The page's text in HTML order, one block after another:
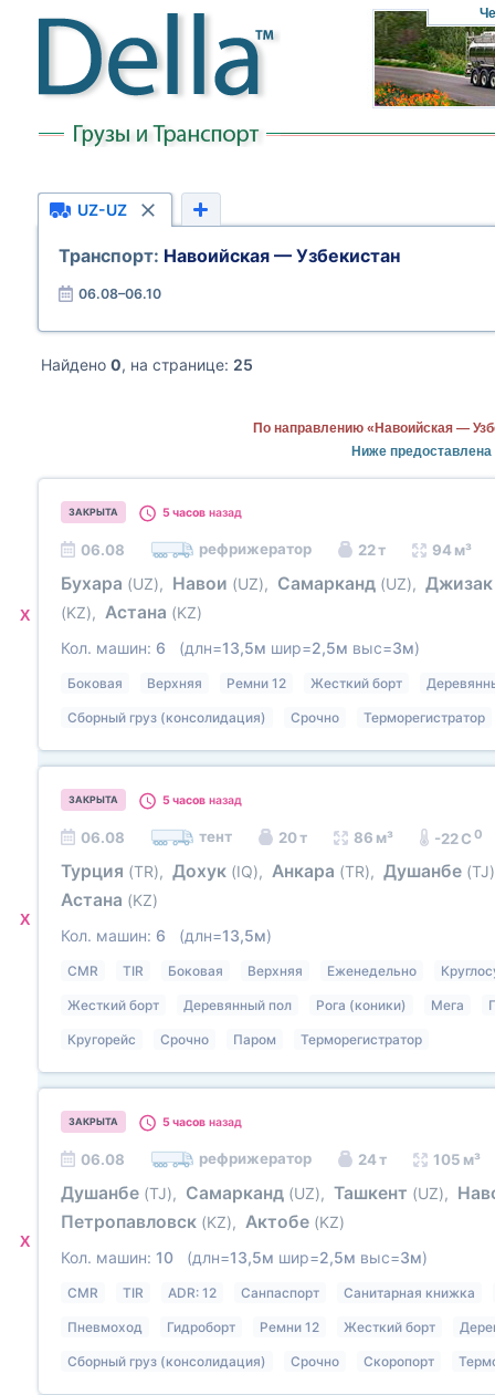
UZ-UZ
Транспорт: Навоийская — Узбекистан
06.08–06.10
Найдено 0, на странице: 25
По направлению «Навоийская —
Ниже
X
ЗАКРЫТА 5 часов назад
06.08 рефрижератор 22 т 94 м³
Бухара (UZ), Навои (UZ), Самарканд (UZ),
(KZ), Астана (KZ)
Кол. машин: 6 (длн=13,5м шир=2,5м выс=3м)
Боковая Верхняя Ремни 12 Жесткий борт
Сборный груз (консолидация) Срочно Терморегистратор
X
ЗАКРЫТА 5 часов назад
06.08 тент 20 т 86 м³ -22 C 0
Турция (TR), Дохук (IQ), Анкара (TR), Душанбе (TJ)
Астана (KZ)
Кол. машин: 6 (длн=13,5м)
CMR TIR Боковая Верхняя Еженедельно
Жесткий борт Деревянный пол Рога (коники) Мега
Кругорейс Срочно Паром Терморегистратор
X
ЗАКРЫТА 5 часов назад
06.08 рефрижератор 24 т 105 м³
Душанбе (TJ), Самарканд (UZ), Ташкент (UZ),
Петропавловск (KZ), Актобе (KZ)
Кол. машин: 10 (длн=13,5м шир=2,5м выс=3м)
CMR TIR ADR: 12 Санпаспорт Санитарная книжка
Пневмоход Гидроборт Ремни 12 Жесткий борт
Сборный груз (консолидация) Срочно Скоропорт